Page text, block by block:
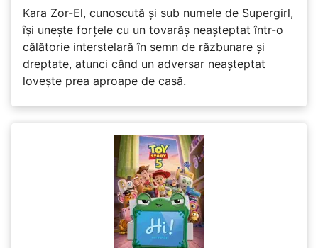
Kara Zor-El, cunoscută și sub numele de Supergirl,
își unește forțele cu un tovarăș neașteptat într-o
călătorie interstelară în semn de răzbunare și
dreptate, atunci când un adversar neașteptat
lovește prea aproape de casă.